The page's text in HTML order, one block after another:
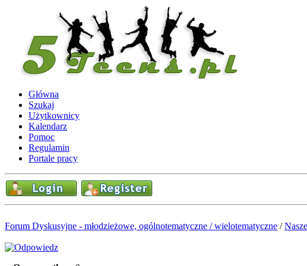
Główna
Szukaj
Użytkownicy
Kalendarz
Pomoc
Regulamin
Portale pracy
Forum Dyskusyjne - młodzieżowe, ogólnotematyczne / wielotematyczne /